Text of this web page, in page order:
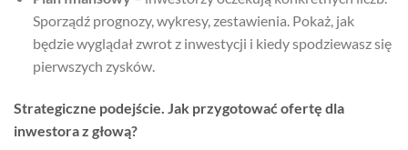
Sporządź prognozy, wykresy, zestawienia. Pokaż, jak
będzie wyglądał zwrot z inwestycji i kiedy spodziewasz się
pierwszych zysków.
Strategiczne podejście. Jak przygotować ofertę dla
inwestora z głową?